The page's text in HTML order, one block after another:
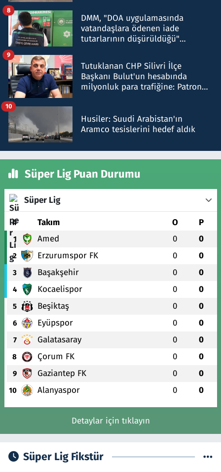
DMM, "DOA uygulamasında
vatandaşlara ödenen iade
tutarlarının düşürüldüğü"
8
Tutuklanan CHP Silivri İlçe
Başkanı Bulut'un hesabında
milyonluk para trafiğine: Patron
9
Husiler: Suudi Arabistan'ın
Aramco tesislerini hedef aldık
10
Süper Lig Puan Durumu
Süper Lig
# Takım O P
1 Amed 0 0
2 Erzurumspor FK 0 0
3 Başakşehir 0 0
4 Kocaelispor 0 0
5 Beşiktaş 0 0
6 Eyüpspor 0 0
7 Galatasaray 0 0
8 Çorum FK 0 0
9 Gaziantep FK 0 0
10 Alanyaspor 0 0
Detaylar için tıklayın
Süper Lig Fikstür